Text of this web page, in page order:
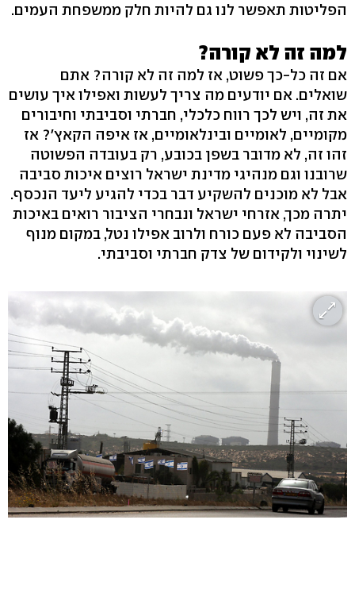
הפליטות תאפשר לנו גם להיות חלק ממשפחת העמים.
למה זה לא קורה?
אם זה כל-כך פשוט, אז למה זה לא קורה? אתם
שואלים. אם יודעים מה צריך לעשות ואפילו איך עושים
את זה, ויש לכך רווח כלכלי, חברתי וסביבתי וחיבורים
מקומיים, לאומיים ובינלאומיים, אז איפה הקאץ'? אז
זהו זה, לא מדובר בשפן בכובע, רק בעובדה הפשוטה
שרובנו וגם מנהיגי מדינת ישראל רוצים איכות סביבה
אבל לא מוכנים להשקיע דבר בכדי להגיע ליעד הנכסף.
יתרה מכך, אזרחי ישראל ונבחרי הציבור רואים באיכות
הסביבה לא פעם כורח ולרוב אפילו נטל, במקום מנוף
לשינוי ולקידום של צדק חברתי וסביבתי.